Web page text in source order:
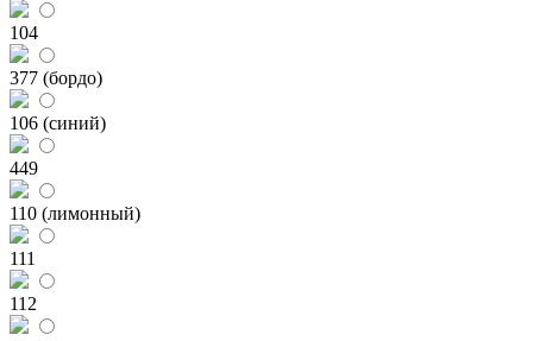
104
377 (бордо)
106 (синий)
449
110 (лимонный)
111
112